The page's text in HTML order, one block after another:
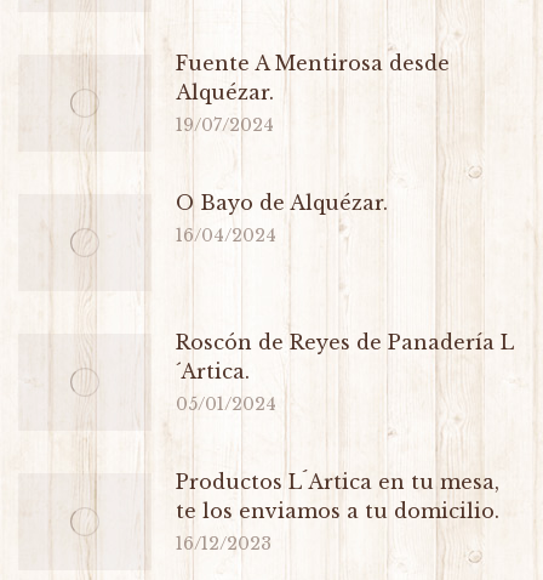
Fuente A Mentirosa desde
Alquézar.
19/07/2024
O Bayo de Alquézar.
16/04/2024
Roscón de Reyes de Panadería L
´Artica.
05/01/2024
Productos L´Artica en tu mesa,
te los enviamos a tu domicilio.
16/12/2023